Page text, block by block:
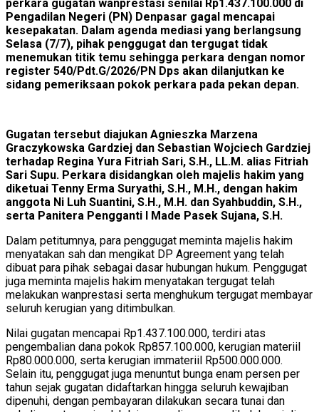
perkara gugatan wanprestasi senilai Rp1.437.100.000 di
Pengadilan Negeri (PN) Denpasar gagal mencapai
kesepakatan. Dalam agenda mediasi yang berlangsung
Selasa (7/7), pihak penggugat dan tergugat tidak
menemukan titik temu sehingga perkara dengan nomor
register 540/Pdt.G/2026/PN Dps akan dilanjutkan ke
sidang pemeriksaan pokok perkara pada pekan depan.
Gugatan tersebut diajukan Agnieszka Marzena
Graczykowska Gardziej dan Sebastian Wojciech Gardziej
terhadap Regina Yura Fitriah Sari, S.H., LL.M. alias Fitriah
Sari Supu. Perkara disidangkan oleh majelis hakim yang
diketuai Tenny Erma Suryathi, S.H., M.H., dengan hakim
anggota Ni Luh Suantini, S.H., M.H. dan Syahbuddin, S.H.,
serta Panitera Pengganti I Made Pasek Sujana, S.H.
Dalam petitumnya, para penggugat meminta majelis hakim
menyatakan sah dan mengikat DP Agreement yang telah
dibuat para pihak sebagai dasar hubungan hukum. Penggugat
juga meminta majelis hakim menyatakan tergugat telah
melakukan wanprestasi serta menghukum tergugat membayar
seluruh kerugian yang ditimbulkan.
Nilai gugatan mencapai Rp1.437.100.000, terdiri atas
pengembalian dana pokok Rp857.100.000, kerugian materiil
Rp80.000.000, serta kerugian immateriil Rp500.000.000.
Selain itu, penggugat juga menuntut bunga enam persen per
tahun sejak gugatan didaftarkan hingga seluruh kewajiban
dipenuhi, dengan pembayaran dilakukan secara tunai dan